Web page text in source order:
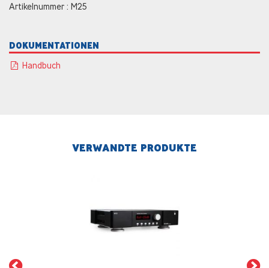
Artikelnummer : M25
DOKUMENTATIONEN
Handbuch
VERWANDTE PRODUKTE